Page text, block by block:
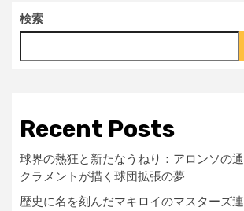
検索
Recent Posts
球界の熱狂と新たなうねり：アロンソの
クラメントが描く球団拡張の夢
歴史に名を刻んだマキロイのマスターズ